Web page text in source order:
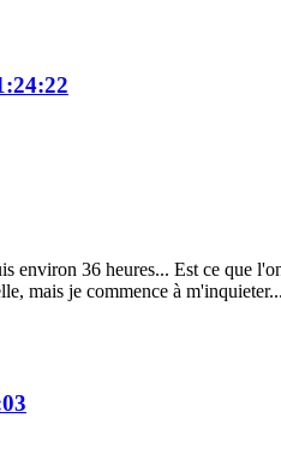
environ 36 heures... Est ce que
mais je commence à m'inquieter...